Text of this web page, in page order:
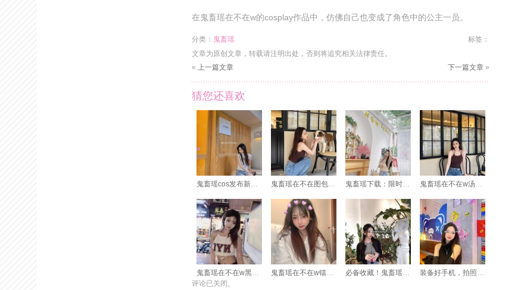
在鬼畜瑶在不在w的cosplay作品中，仿佛自己也变成了角色中的公主一员。
分类： 鬼畜瑶
标签：
文章为原创文章，转载请注明出处，否则将追究相关法律责任。
« 上一篇文章 下一篇文章 »
猜您还喜欢
鬼畜瑶cos发布新的高清图包 鬼畜瑶在不在图包大更新！气质美女们的新照片惊艳了全场 鬼畜瑶下载：限时发售瑶瑶cos作品图包，享受无删原图 鬼畜瑶在不在w汤圆定制图，感受唯美的视觉盛宴
鬼畜瑶在不在w黑旗袍的每一张画面，都惊艳到我了 鬼畜瑶在不在w镭射，一套精美的美图诠释了动漫与现实的完美结合 必备收藏！鬼畜瑶在不在w旗袍图集大赏
装备好手机，拍照！这就是鬼畜瑶镭射与你们分享的神秘美图
评论已关闭。